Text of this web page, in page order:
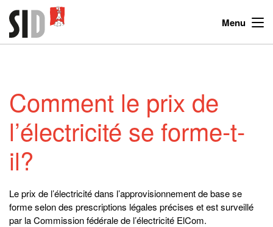
Menu
Comment le prix de
l’électricité se forme-t-
il?
Le prix de l’électricité dans l’approvisionnement de base se
forme selon des prescriptions légales précises et est surveillé
par la Commission fédérale de l’électricité ElCom.